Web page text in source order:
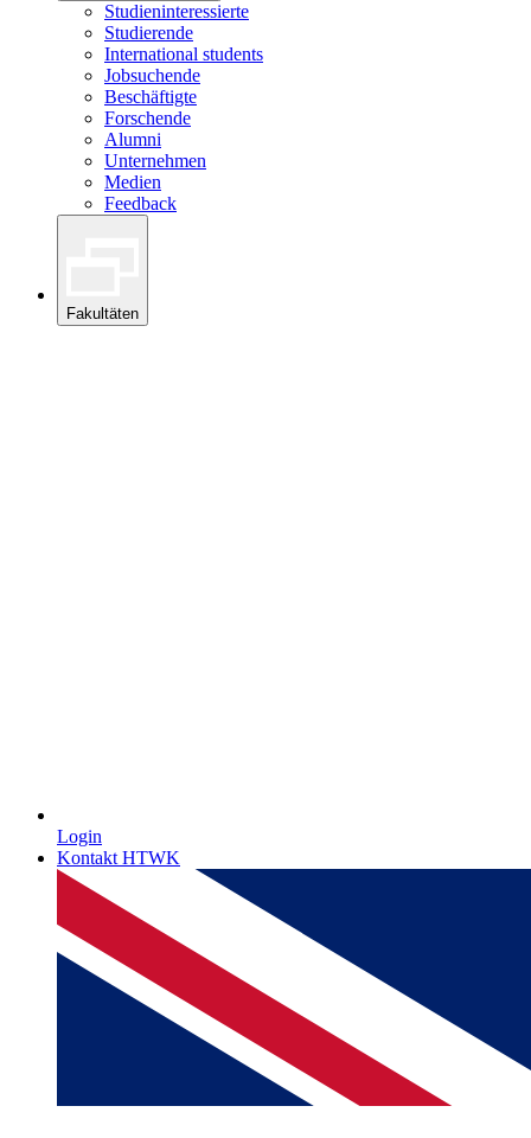
Studieninteressierte
Studierende
International students
Jobsuchende
Beschäftigte
Forschende
Alumni
Unternehmen
Medien
Feedback
Fakultäten
Login
Kontakt HTWK